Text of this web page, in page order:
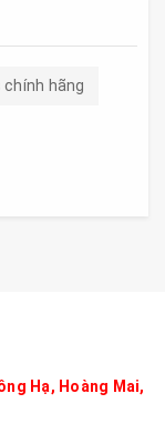
hãng
Hạ, Hoàng Mai,